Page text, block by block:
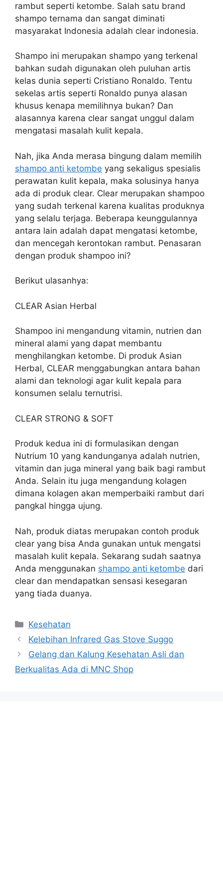
rambut seperti ketombe. Salah satu brand
shampo ternama dan sangat diminati
masyarakat Indonesia adalah clear indonesia.
Shampo ini merupakan shampo yang terkenal
bahkan sudah digunakan oleh puluhan artis
kelas dunia seperti Cristiano Ronaldo. Tentu
sekelas artis seperti Ronaldo punya alasan
khusus kenapa memilihnya bukan? Dan
alasannya karena clear sangat unggul dalam
mengatasi masalah kulit kepala.
Nah, jika Anda merasa bingung dalam memilih
shampo anti ketombe yang sekaligus spesialis
perawatan kulit kepala, maka solusinya hanya
ada di produk clear. Clear merupakan shampoo
yang sudah terkenal karena kualitas produknya
yang selalu terjaga. Beberapa keunggulannya
antara lain adalah dapat mengatasi ketombe,
dan mencegah kerontokan rambut. Penasaran
dengan produk shampoo ini?
Berikut ulasanhya:
CLEAR Asian Herbal
Shampoo ini mengandung vitamin, nutrien dan
mineral alami yang dapat membantu
menghilangkan ketombe. Di produk Asian
Herbal, CLEAR menggabungkan antara bahan
alami dan teknologi agar kulit kepala para
konsumen selalu ternutrisi.
CLEAR STRONG & SOFT
Produk kedua ini di formulasikan dengan
Nutrium 10 yang kandunganya adalah nutrien,
vitamin dan juga mineral yang baik bagi rambut
Anda. Selain itu juga mengandung kolagen
dimana kolagen akan memperbaiki rambut dari
pangkal hingga ujung.
Nah, produk diatas merupakan contoh produk
clear yang bisa Anda gunakan untuk mengatsi
masalah kulit kepala. Sekarang sudah saatnya
Anda menggunakan shampo anti ketombe dari
clear dan mendapatkan sensasi kesegaran
yang tiada duanya.
Categories
Kesehatan
Kelebihan Infrared Gas Stove Suggo
Gelang dan Kalung Kesehatan Asli dan
Berkualitas Ada di MNC Shop